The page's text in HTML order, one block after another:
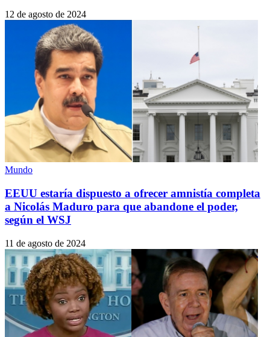
12 de agosto de 2024
Mundo
EEUU estaría dispuesto a ofrecer amnistía completa
a Nicolás Maduro para que abandone el poder,
según el WSJ
11 de agosto de 2024